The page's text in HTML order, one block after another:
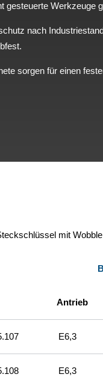
gesteuerte Werkzeuge
nach
sorgen für einen
Antrieb
E6,3
E6,3